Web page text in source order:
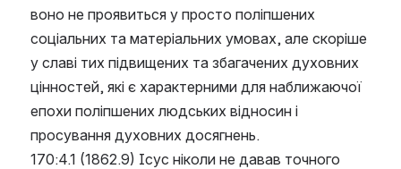
воно не проявиться у просто поліпшених
соціальних та матеріальних умовах, але скоріше
у славі тих підвищених та збагачених духовних
цінностей, які є характерними для наближаючої
епохи поліпшених людських відносин і
просування духовних досягнень.
170:4.1 (1862.9) Ісус ніколи не давав точного